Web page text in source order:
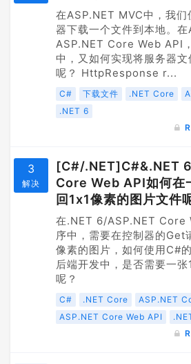
在ASP.NET MVC中，我们
器下载一个文件到本地。
ASP.NET Core Web API
中，又如何实现将服务器
呢？ HttpResponse r...
C# 下载文件 .NET Core
.NET 6
3
解决
[C#/.NET]C#&.NET
Core Web API如何在
回1x1像素的图片文件
在.NET 6/ASP.NET Core
序中，需要在控制器的Get
像素的图片，如何使用C#
后端开发中，是否需要一
呢？
C# .NET Core
ASP.NET
ASP.NET Core Web API